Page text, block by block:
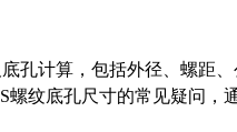
孔计算，包括外径、螺距
螺纹底孔尺寸的常见疑问，